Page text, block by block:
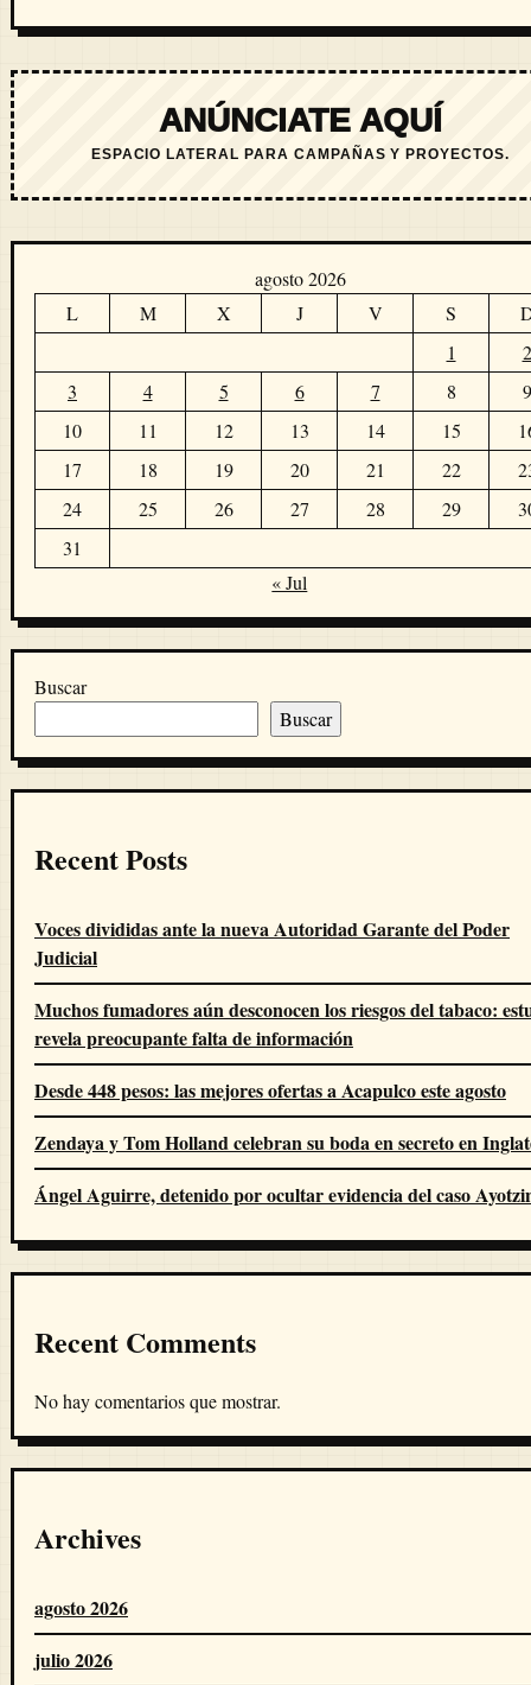
ANÚNCIATE AQUÍ
ESPACIO LATERAL PARA CAMPAÑAS Y PROYECTOS.
agosto 2026
L
M X J V S
1
2
3
4 5 6 7 8
9
10
11 12 13 14 15
17
18 19 20 21 22
24
25 26 27 28 29
31
« Jul
Buscar
Buscar
Recent Posts
Voces divididas ante la nueva Autoridad Garante del Poder
Judicial
Muchos fumadores aún desconocen los riesgos del tabaco:
revela preocupante falta de información
Desde 448 pesos: las mejores ofertas a Acapulco este agosto
Zendaya y Tom Holland celebran su boda en secreto en
Ángel Aguirre, detenido por ocultar evidencia del caso
Recent Comments
No hay comentarios que mostrar.
Archives
agosto 2026
julio 2026